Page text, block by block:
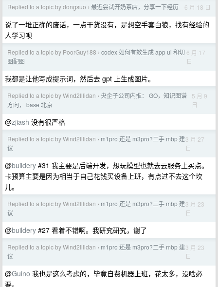
Replied to a topic by dongsuo › 最近尝试开奶茶店，分享一下经历 6 月 18 日
说了一堆正确的废话，一点干货没有，是想空手套白狼，找有经验的
人学习呗
Replied to a topic by PoorGuy188 › codex 如何有效生成 app ui 和切
图配图
6 月 17
日
我都是让他写成提示词，然后去 gpt 上生成图片。
Replied to a topic by Wind2Illidan › 央企子公司内推： GO，知识图谱
方向， base 北京
5 月 9
日
@zjiash 没有很严格
Replied to a topic by Wind2Illidan › m1pro 还是 m3pro?二手 mbp 建
议
3 月 27
日
@buildery #31 我主要是后端开发，想玩模型也就去云服务上买点。
卡预算主要是因为相当于自己花钱买设备上班，有点过不去这个坎
儿。
Replied to a topic by Wind2Illidan › m1pro 还是 m3pro?二手 mbp 建
议
3 月 23
日
@buildery #27 看着不错啊。我研究研究，谢了
Replied to a topic by Wind2Illidan › m1pro 还是 m3pro?二手 mbp 建
议
3 月 23
日
@Guino 我也是这么考虑的，毕竟自费机器上班，花太多，没啥必
要。